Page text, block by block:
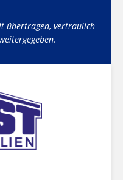
übertragen, vertraulich